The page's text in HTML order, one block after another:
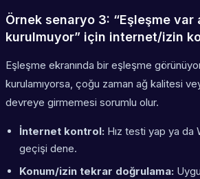
Örnek senaryo 3: “Eşleşme var
kurulmuyor” için internet/izin
Eşleşme ekranında bir eşleşme
kurulamıyorsa, çoğu zaman ağ kalitesi
devreye girmemesi sorumlu olur.
İnternet kontrol: Hız testi yap ya
geçişi dene.
Konum/izin tekrar doğrulama: